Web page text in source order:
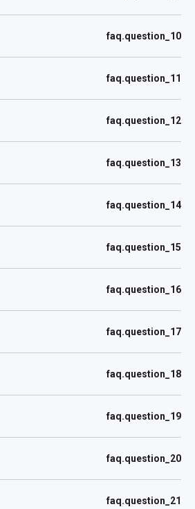
faq.question_10
faq.question_11
faq.question_12
faq.question_13
faq.question_14
faq.question_15
faq.question_16
faq.question_17
faq.question_18
faq.question_19
faq.question_20
faq.question_21